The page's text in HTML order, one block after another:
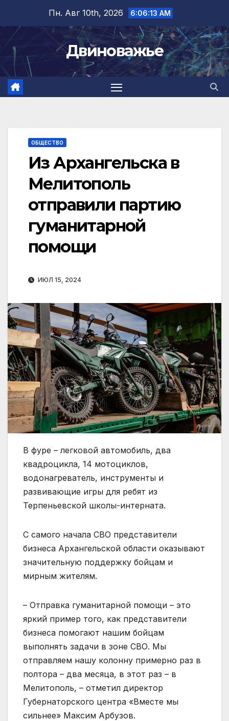
содержимому
Пн. Авг 10th, 2026 6:06:13 AM
Двиноважье
ОБЩЕСТВО
Из Архангельска в
Мелитополь
отправили партию
гуманитарной
помощи
ИЮЛ 15, 2024
В фуре – легковой автомобиль, два
квадроцикла, 14 мотоциклов,
водонагреватель, инструменты и
развивающие игры для ребят из
Терпеньевской школы-интерната.
С самого начала СВО представители
бизнеса Архангельской области оказывают
значительную поддержку бойцам и
мирным жителям.
– Отправка гуманитарной помощи – это
яркий пример того, как представители
бизнеса помогают нашим бойцам
выполнять задачи в зоне СВО. Мы
отправляем нашу колонну примерно раз в
полтора – два месяца, в этот раз – в
Мелитополь, – отметил директор
Губернаторского центра «Вместе мы
сильнее» Максим Арбузов.